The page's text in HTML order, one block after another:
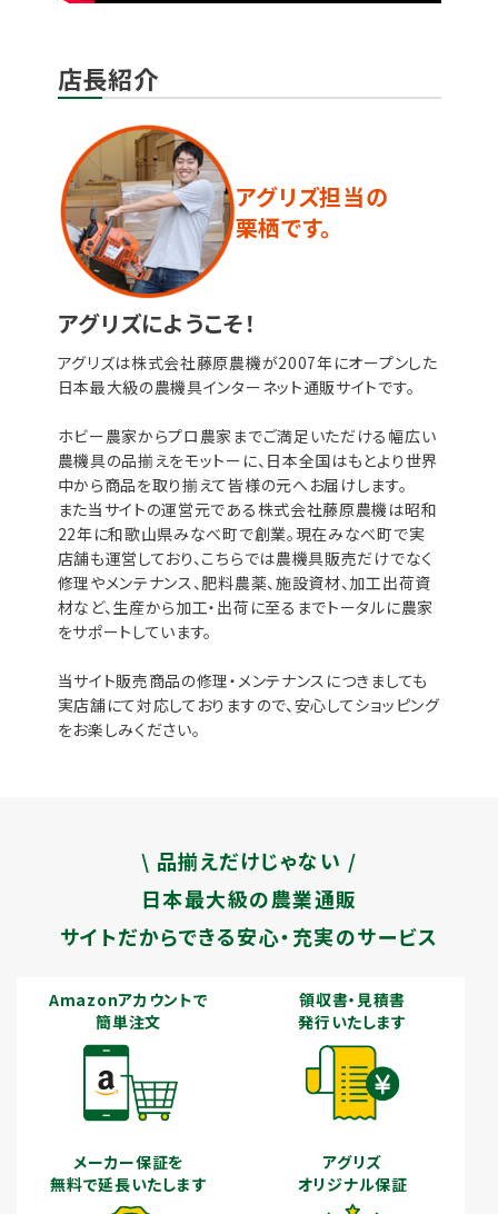
店長紹介
アグリズ担当の
栗栖です。
アグリズにようこそ！
アグリズは株式会社藤原農機が2007年にオープンした
日本最大級の農機具インターネット通販サイトです。
ホビー農家からプロ農家までご満足いただける幅広い
農機具の品揃えをモットーに、日本全国はもとより世界
中から商品を取り揃えて皆様の元へお届けします。
また当サイトの運営元である株式会社藤原農機は昭和
22年に和歌山県みなべ町で創業。現在みなべ町で実
店舗も運営しており、こちらでは農機具販売だけでなく
修理やメンテナンス、肥料農薬、施設資材、加工出荷資
材など、生産から加工・出荷に至るまでトータルに農家
をサポートしています。
当サイト販売商品の修理・メンテナンスにつきましても
実店舗にて対応しておりますので、安心してショッピング
をお楽しみください。
\ 品揃えだけじゃない /
日本最大級の農業通販
サイトだからできる安心・充実のサービス
Amazonアカウントで
簡単注文
領収書・見積書
発行いたします
メーカー保証を
無料で延長いたします
アグリズ
オリジナル保証